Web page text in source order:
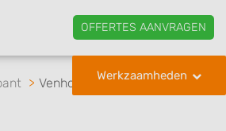
OFFERTES AANVRAGEN
Werkzaamheden
Venhorst